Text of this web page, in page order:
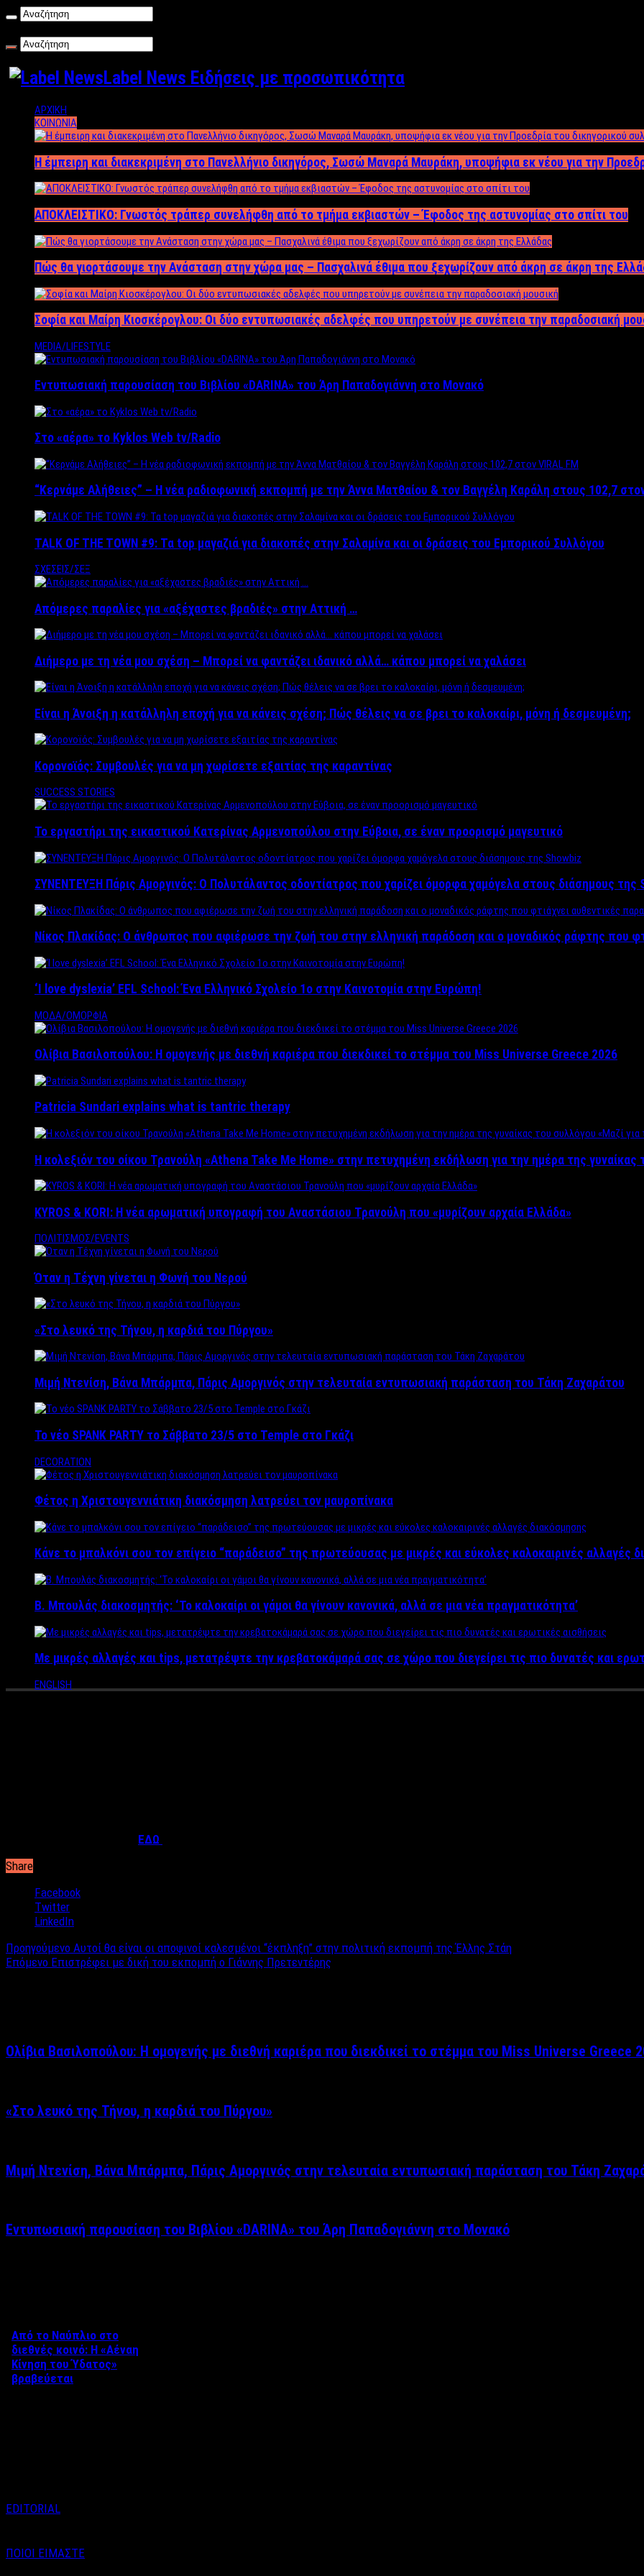
Label News Ειδήσεις με προσωπικότητα
ΑΡΧΙΚΗ
ΚΟΙΝΩΝΙΑ
Η έμπειρη και διακεκριμένη στο Πανελλήνιο δικηγόρος, Σωσώ Μαναρά Μαυράκη, υποψήφια εκ νέου για την
ΑΠΟΚΛΕΙΣΤΙΚΟ: Γνωστός τράπερ συνελήφθη από το τμήμα εκβιαστών – Έφοδος της αστυνομίας στο σπίτι του
Πώς θα γιορτάσουμε την Ανάσταση στην χώρα μας – Πασχαλινά έθιμα που ξεχωρίζουν από άκρη σε άκρη της
Σοφία και Μαίρη Κιοσκέρογλου: Οι δύο εντυπωσιακές αδελφές που υπηρετούν με συνέπεια την παραδοσιακή
MEDIA/LIFESTYLE
Εντυπωσιακή παρουσίαση του Βιβλίου «DARINA» του Άρη Παπαδογιάννη στο Μονακό
Στο «αέρα» το Kyklos Web tv/Radio
“Kερνάμε Αλήθειες” – Η νέα ραδιοφωνική εκπομπή με την Άννα Ματθαίου & τον Βαγγέλη Καράλη στους 102,7
TALK OF THE TOWN #9: Τα top μαγαζιά για διακοπές στην Σαλαμίνα και οι δράσεις του Εμπορικού Συλλόγου
ΣΧΕΣΕΙΣ/ΣΕΞ
Απόμερες παραλίες για «αξέχαστες βραδιές» στην Αττική …
Διήμερο με τη νέα μου σχέση – Μπορεί να φαντάζει ιδανικό αλλά… κάπου μπορεί να χαλάσει
Είναι η Άνοιξη η κατάλληλη εποχή για να κάνεις σχέση; Πώς θέλεις να σε βρει το καλοκαίρι, μόνη ή δεσμευμένη;
Κορονοϊός: Συμβουλές για να μη χωρίσετε εξαιτίας της καραντίνας
SUCCESS STORIES
Το εργαστήρι της εικαστικού Κατερίνας Αρμενοπούλου στην Εύβοια, σε έναν προορισμό μαγευτικό
ΣΥΝΕΝΤΕΥΞΗ Πάρις Αμοργινός: O Πολυτάλαντος οδοντίατρος που χαρίζει όμορφα χαμόγελα στους διάσημους της
Νίκος Πλακίδας: O άνθρωπος που αφιέρωσε την ζωή του στην ελληνική παράδοση και ο μοναδικός ράφτης που
‘Ι love dyslexia’ EFL School: Ένα Ελληνικό Σχολείo 1ο στην Καινοτομία στην Ευρώπη!
ΜΟΔΑ/ΟΜΟΡΦΙΑ
Ολίβια Βασιλοπούλου: Η ομογενής με διεθνή καριέρα που διεκδικεί το στέμμα του Miss Universe Greece 2026
Patricia Sundari explains what is tantric therapy
Η κολεξιόν του οίκου Τρανούλη «Athena Take Me Home» στην πετυχημένη εκδήλωση για την ημέρα της γυναίκας
KYROS & KORI: Η νέα αρωματική υπογραφή του Αναστάσιου Τρανούλη που «μυρίζουν αρχαία Ελλάδα»
ΠΟΛΙΤΙΣΜΟΣ/EVENTS
Όταν η Τέχνη γίνεται η Φωνή του Νερού
«Στο λευκό της Τήνου, η καρδιά του Πύργου»
Μιμή Ντενίση, Βάνα Μπάρμπα, Πάρις Αμοργινός στην τελευταία εντυπωσιακή παράσταση του Τάκη Ζαχαράτου
Το νέο SPANK PARTY το Σάββατο 23/5 στο Temple στο Γκάζι
DECORATION
Φέτος η Χριστουγεννιάτικη διακόσμηση λατρεύει τον μαυροπίνακα
Κάνε το μπαλκόνι σου τον επίγειο “παράδεισο” της πρωτεύουσας με μικρές και εύκολες καλοκαιρινές αλλαγές
Β. Μπουλάς διακοσμητής: ‘Το καλοκαίρι οι γάμοι θα γίνουν κανονικά, αλλά σε μια νέα πραγματικότητα’
Με μικρές αλλαγές και tips, μετατρέψτε την κρεβατοκάμαρά σας σε χώρο που διεγείρει τις πιο δυνατές και
ENGLISH
ΕΔΩ
Share
Facebook
Twitter
LinkedIn
Προηγούμενο Αυτοί θα είναι οι αποψινοί καλεσμένοι “έκπληξη” στην πολιτική εκπομπή της Έλλης Στάη
Επόμενο Επιστρέφει με δική του εκπομπή ο Γιάννης Πρετεντέρης
Ολίβια Βασιλοπούλου: Η ομογενής με διεθνή καριέρα που διεκδικεί το στέμμα του Miss Universe Greece
«Στο λευκό της Τήνου, η καρδιά του Πύργου»
Μιμή Ντενίση, Βάνα Μπάρμπα, Πάρις Αμοργινός στην τελευταία εντυπωσιακή παράσταση του Τάκη
Εντυπωσιακή παρουσίαση του Βιβλίου «DARINA» του Άρη Παπαδογιάννη στο Μονακό
Από το Ναύπλιο στο
διεθνές κοινό: Η «Αέναη
Κίνηση του Ύδατος»
βραβεύεται
EDITORIAL
ΠΟΙΟΙ ΕΙΜΑΣΤΕ